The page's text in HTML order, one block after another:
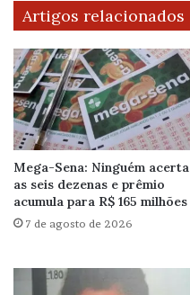
Artigos relacionados
Mega-Sena: Ninguém acerta
as seis dezenas e prêmio
acumula para R$ 165 milhões
7 de agosto de 2026